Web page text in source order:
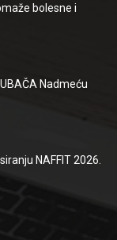
bolesne i
Nadmeću
NAFFIT 2026.